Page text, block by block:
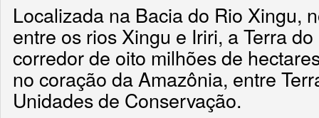
Localizada na Bacia do Rio Xingu,
entre os rios Xingu e Iriri, a Terra
corredor de oito milhões de
no coração da Amazônia, entre
Unidades de Conservação.